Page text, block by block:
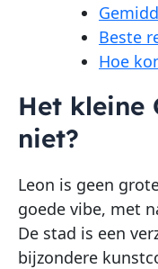
Beste
Hoe
Het kleine
niet?
Leon is geen
goede vibe, met
De stad is een
bijzondere